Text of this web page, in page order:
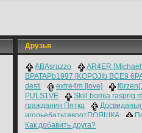
Друзья
ABAsrazzo
AR4ER
BPATAPb1997 [KOPOJIb BCE9
desti
extre4m [love]
PULS1VE
Skill bomja rasprig
гражданин Пятка
игорьебатьтявротПОЯШКА
[МАМИН_ГЛАДИАТОР]
Как добавить друга?